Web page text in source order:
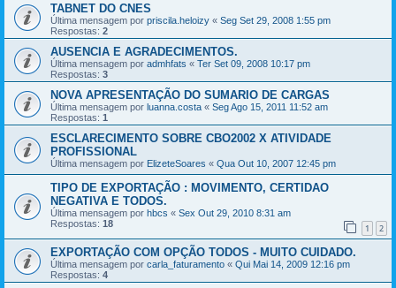
TABNET DO CNES
Última mensagem por priscila.heloizy « Seg Set 29, 2008 1:55 pm
Respostas: 2
AUSENCIA E AGRADECIMENTOS.
Última mensagem por admhfats « Ter Set 09, 2008 10:17 pm
Respostas: 3
NOVA APRESENTAÇÃO DO SUMARIO DE CARGAS
Última mensagem por luanna.costa « Seg Ago 15, 2011 11:52 am
Respostas: 1
ESCLARECIMENTO SOBRE CBO2002 X ATIVIDADE
PROFISSIONAL
Última mensagem por ElizeteSoares « Qua Out 10, 2007 12:45 pm
TIPO DE EXPORTAÇÃO : MOVIMENTO, CERTIDAO
NEGATIVA E TODOS.
Última mensagem por hbcs « Sex Out 29, 2010 8:31 am
Respostas: 18 1 2
EXPORTAÇÃO COM OPÇÃO TODOS - MUITO CUIDADO.
Última mensagem por carla_faturamento « Qui Mai 14, 2009 12:16 pm
Respostas: 4